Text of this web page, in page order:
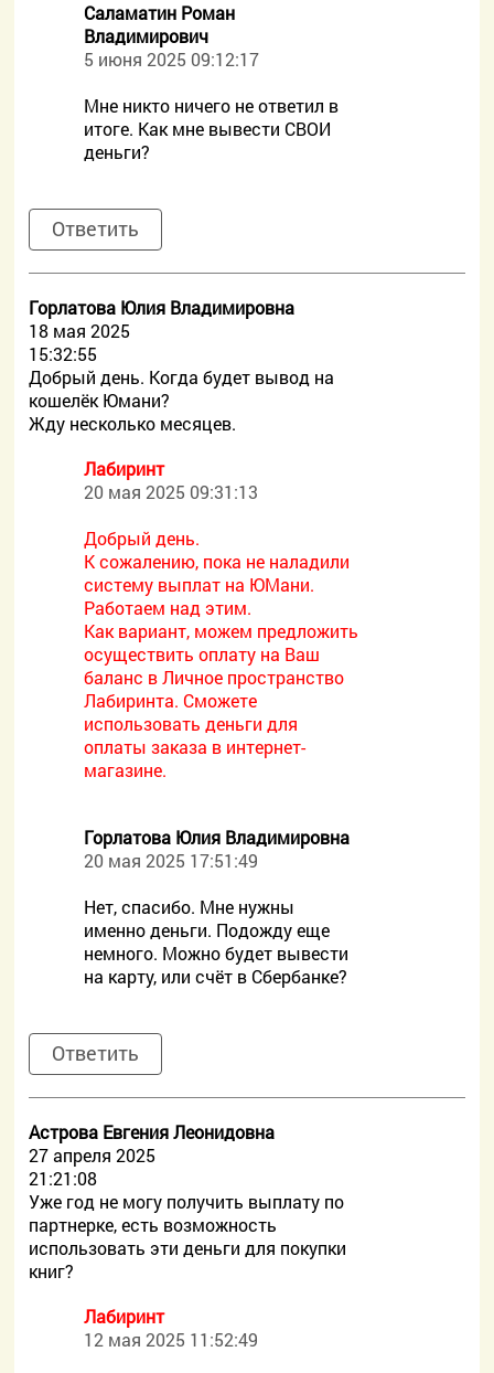
Саламатин Роман
Владимирович
5 июня 2025 09:12:17
Мне никто ничего не ответил в
итоге. Как мне вывести СВОИ
деньги?
Ответить
Горлатова Юлия Владимировна
18 мая 2025
15:32:55
Добрый день. Когда будет вывод на
кошелёк Юмани?
Жду несколько месяцев.
Лабиринт
20 мая 2025 09:31:13
Добрый день.
К сожалению, пока не наладили
систему выплат на ЮМани.
Работаем над этим.
Как вариант, можем предложить
осуществить оплату на Ваш
баланс в Личное пространство
Лабиринта. Сможете
использовать деньги для
оплаты заказа в интернет-
магазине.
Горлатова Юлия Владимировна
20 мая 2025 17:51:49
Нет, спасибо. Мне нужны
именно деньги. Подожду еще
немного. Можно будет вывести
на карту, или счёт в Сбербанке?
Ответить
Астрова Евгения Леонидовна
27 апреля 2025
21:21:08
Уже год не могу получить выплату по
партнерке, есть возможность
использовать эти деньги для покупки
книг?
Лабиринт
12 мая 2025 11:52:49